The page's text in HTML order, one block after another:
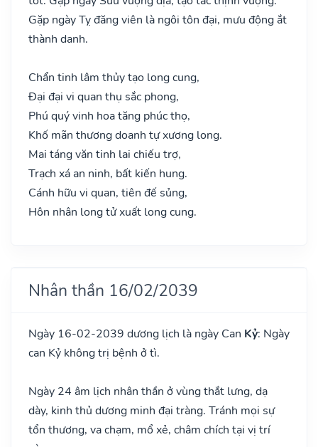
Gặp ngày Tỵ đăng viên là ngôi tôn đại, mưu động ắt
thành danh.
Chẩn tinh lâm thủy tạo long cung,
Đại đại vi quan thụ sắc phong,
Phú quý vinh hoa tăng phúc thọ,
Khố mãn thương doanh tự xương long.
Mai táng văn tinh lai chiếu trợ,
Trạch xá an ninh, bất kiến hung.
Cánh hữu vi quan, tiên đế sủng,
Hôn nhân long tử xuất long cung.
Nhân thần 16/02/2039
Ngày 16-02-2039 dương lịch là ngày Can Kỷ: Ngày
can Kỷ không trị bệnh ở tì.
Ngày 24 âm lịch nhân thần ở vùng thắt lưng, dạ
dày, kinh thủ dương minh đại tràng. Tránh mọi sự
tổn thương, va chạm, mổ xẻ, châm chích tại vị trí